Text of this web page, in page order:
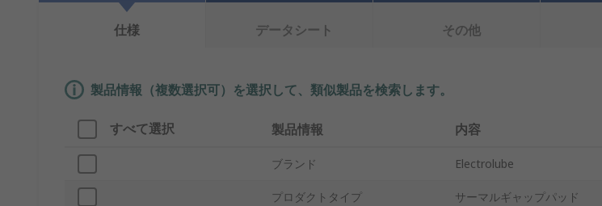
仕様 データシート その他
製品情報（複数選択可）を選択して、類似製品を検索します。
すべて選択 製品情報 内容
ブランド Electrolube
プロダクトタイプ サーマルギャップパッド